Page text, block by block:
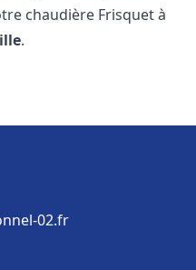
chaudière Frisquet à
.
02.fr